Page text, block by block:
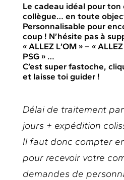
Le cadeau idéal pour ton
collègue… en toute
Personnalisable pour
coup ! N’hésite pas à
« ALLEZ L’OM » – «
PSG » …
C’est super fastoche,
et laisse toi guider !
Délai de traitement
jours + expédition
Il faut donc compter
pour recevoir votre
demandes de